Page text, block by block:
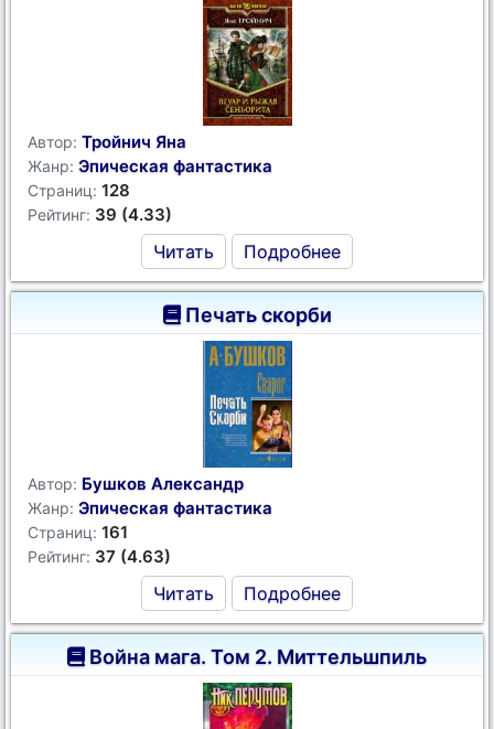
Автор: Тройнич Яна
Жанр: Эпическая фантастика
Страниц: 128
Рейтинг: 39 (4.33)
Читать Подробнее
Печать скорби
Автор: Бушков Александр
Жанр: Эпическая фантастика
Страниц: 161
Рейтинг: 37 (4.63)
Читать Подробнее
Война мага. Том 2. Миттельшпиль